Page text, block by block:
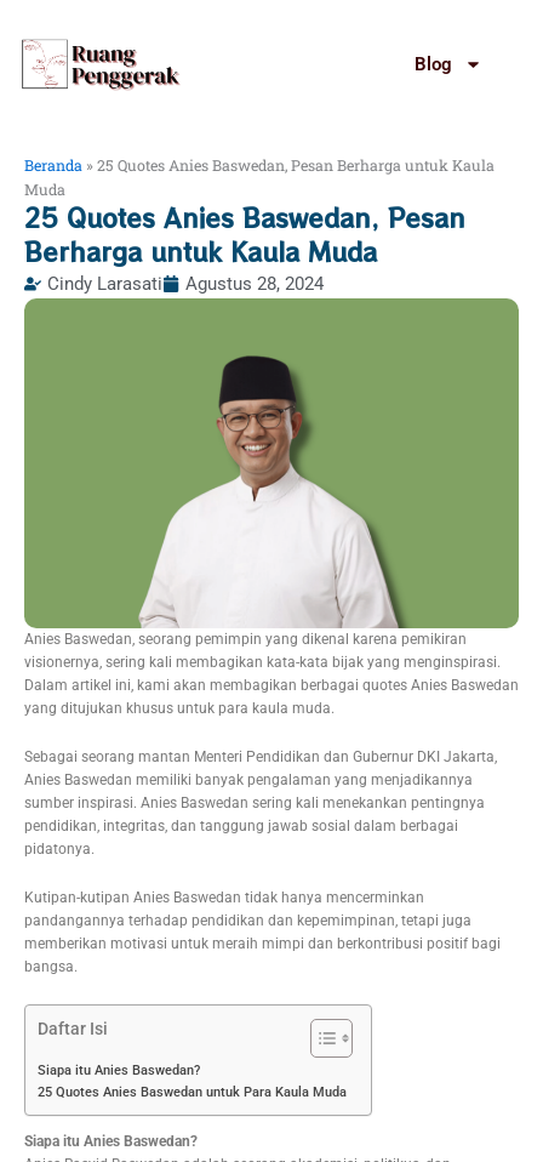
konten
Blog
Beranda »25 Quotes Anies Baswedan, Pesan Berharga untuk Kaula
Muda
25 Quotes Anies Baswedan, Pesan
Berharga untuk Kaula Muda
Cindy Larasati Agustus 28, 2024
Anies Baswedan, seorang pemimpin yang dikenal karena pemikiran
visionernya, sering kali membagikan kata-kata bijak yang menginspirasi.
Dalam artikel ini, kami akan membagikan berbagai quotes Anies Baswedan
yang ditujukan khusus untuk para kaula muda.
Sebagai seorang mantan Menteri Pendidikan dan Gubernur DKI Jakarta,
Anies Baswedan memiliki banyak pengalaman yang menjadikannya
sumber inspirasi. Anies Baswedan sering kali menekankan pentingnya
pendidikan, integritas, dan tanggung jawab sosial dalam berbagai
pidatonya.
Kutipan-kutipan Anies Baswedan tidak hanya mencerminkan
pandangannya terhadap pendidikan dan kepemimpinan, tetapi juga
memberikan motivasi untuk meraih mimpi dan berkontribusi positif bagi
bangsa.
Daftar Isi
Siapa itu Anies Baswedan?
25 Quotes Anies Baswedan untuk Para Kaula Muda
Siapa itu Anies Baswedan?